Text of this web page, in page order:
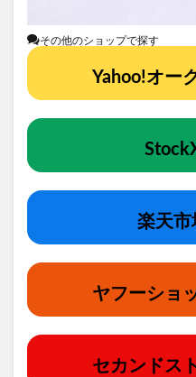
その他のショップで探す
Yahoo!オー
楽天市
ヤフーショ
セカンドス